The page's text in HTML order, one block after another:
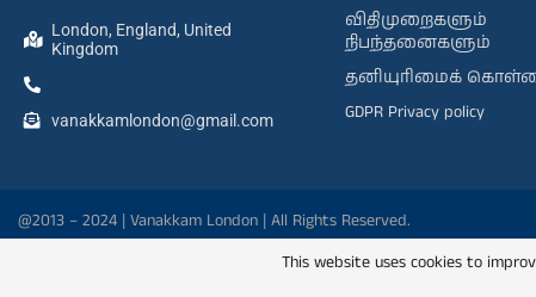
London, England, United
Kingdom
vanakkamlondon@gmail.com
விதிமுறைகளும்
நிபந்தனைகளும்
தனியுரிமைக்
GDPR Privacy policy
@2013 – 2024 | Vanakkam London | All Rights Reserved.
This website uses cookies to